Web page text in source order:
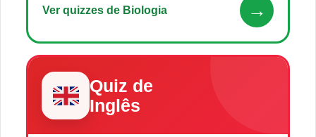
Ver quizzes de Biologia →
Quiz de
Inglês